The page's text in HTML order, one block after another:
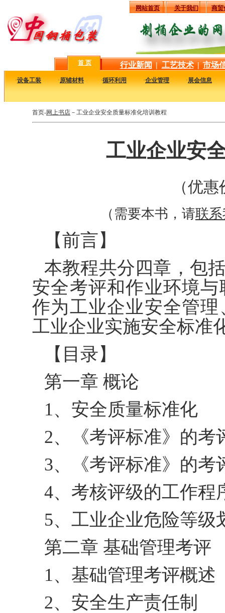
网站首页 关于我们 商贸
首 页 行业新闻 | 工艺技术 | 市场
·设备工装 ·原辅材料 ·循环利用 ·企业管理 ·展会信息
首页-网上书店 －工业企业安全质量标准化培训教程
工业企业安
（优
（需要本书，请联
【前言】
本教程共分四章，包
安全考评和作业环境
作为工业企业安全管
工业企业实施安全标准
【目录】
第一章 概论
1、安全质量标准化
2、《考评标准》的考
3、《考评标准》的考
4、考核评级的工作程
5、工业企业危险等级
第二章 基础管理考评
1、基础管理考评概述
2、安全生产责任制